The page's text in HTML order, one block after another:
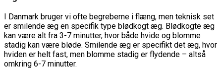
I Danmark bruger vi ofte begreberne i flæng, men teknisk set
er smilende æg en specifik type blødkogt æg. Blødkogte æg
kan være alt fra 3-7 minutter, hvor både hvide og blomme
stadig kan være bløde. Smilende æg er specifikt det æg, hvor
hviden er helt fast, men blomme stadig er flydende – altså
omkring 6-7 minutter.